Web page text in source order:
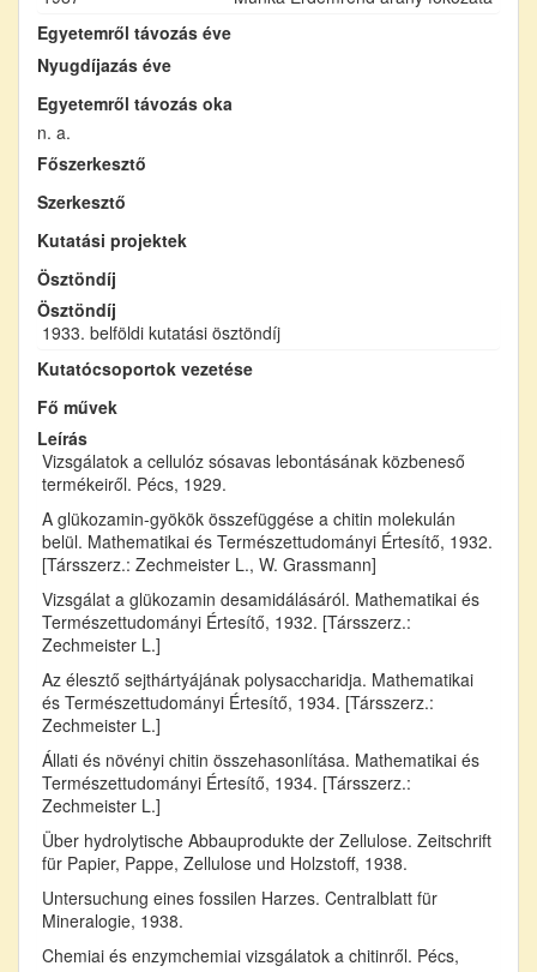
Egyetemről távozás éve
Nyugdíjazás éve
Egyetemről távozás oka
n. a.
Főszerkesztő
Szerkesztő
Kutatási projektek
Ösztöndíj
Ösztöndíj
1933. belföldi kutatási ösztöndíj
Kutatócsoportok vezetése
Fő művek
Leírás
Vizsgálatok a cellulóz sósavas lebontásának közbeneső
termékeiről. Pécs, 1929.
A glükozamin-gyökök összefüggése a chitin molekulán
belül. Mathematikai és Természettudományi Értesítő, 1932.
[Társszerz.: Zechmeister L., W. Grassmann]
Vizsgálat a glükozamin desamidálásáról. Mathematikai és
Természettudományi Értesítő, 1932. [Társszerz.:
Zechmeister L.]
Az élesztő sejthártyájának polysaccharidja. Mathematikai
és Természettudományi Értesítő, 1934. [Társszerz.:
Zechmeister L.]
Állati és növényi chitin összehasonlítása. Mathematikai és
Természettudományi Értesítő, 1934. [Társszerz.:
Zechmeister L.]
Über hydrolytische Abbauprodukte der Zellulose. Zeitschrift
für Papier, Pappe, Zellulose und Holzstoff, 1938.
Untersuchung eines fossilen Harzes. Centralblatt für
Mineralogie, 1938.
Chemiai és enzymchemiai vizsgálatok a chitinről. Pécs,